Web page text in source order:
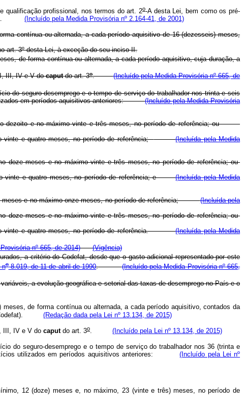
qualificação profissional, nos termos do art. 2o-A desta Lei, bem como os pré-
(Incluído pela Medida Provisória nº 2.164-41, de 2001)
contínua ou alternada, a cada período aquisitivo de 16 (dezesseis) meses,
art. 3º desta Lei, à exceção do seu inciso II.
de forma contínua ou alternada, a cada período aquisitivo, cuja duração, a
I, III, IV e V docaputdo art. 3o.(Incluído pela Medida Provisória nº 665, de
do seguro-desemprego e o tempo de serviço do trabalhador nos trinta e seis
utilizados em períodos aquisitivos anteriores:(Incluído pela Medida Provisória
dezoito e no máximo vinte e três meses, no período de referência; ou
vinte e quatro meses, no período de referência;
(Incluída pela Medida
doze meses e no máximo vinte e três meses, no período de referência; ou
vinte e quatro meses, no período de referência; e(Incluída pela Medida
meses e no máximo onze meses, no período de referência;(Incluída pela
doze meses e no máximo vinte e três meses, no período de referência; ou
vinte e quatro meses, no período de referência.(Incluída pela Medida
nº 665, de 2014)
(Vigência)
a critério do Codefat, desde que o gasto adicional representado por este
no8.019, de 11 de abril de 1990.
(Incluído pela Medida Provisória nº 665,
a evolução geográfica e setorial das taxas de desemprego no País e o
de forma contínua ou alternada, a cada período aquisitivo, contados da
(Codefat). (Redação dada pela Lei nº 13.134, de 2015)
III, IV e V do caput do art. 3o (Incluído pela Lei nº 13.134, de 2015)
do seguro-desemprego e o tempo de serviço do trabalhador nos 36 (trinta e
utilizados em períodos aquisitivos anteriores:(Incluído pela Lei nº
12 (doze) meses e, no máximo, 23 (vinte e três) meses, no período de